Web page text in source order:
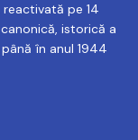
reactivată pe 14
istorică a
în anul 1944